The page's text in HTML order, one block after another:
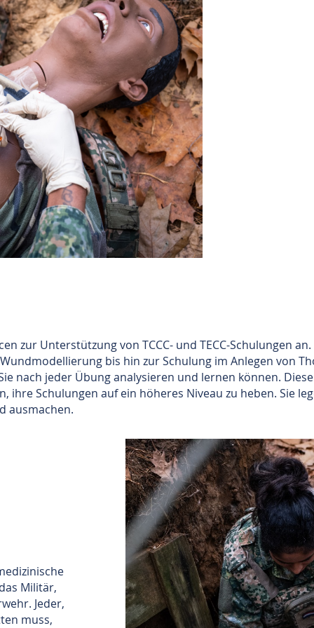
zur Unterstützung von TCCC- und TECC-Schulungen
bis hin zur Schulung im Anlegen von
nach jeder Übung analysieren und lernen können.
ihre Schulungen auf ein höheres Niveau zu heben. Sie
ausmachen.
Militär,
Jeder,
muss,